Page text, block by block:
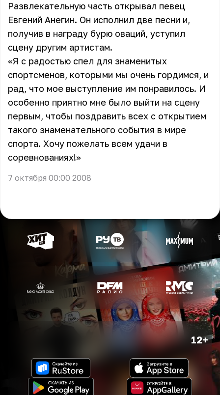
Развлекательную часть открывал певец
Евгений Анегин. Он исполнил две песни и,
получив в награду бурю оваций, уступил
сцену другим артистам.
«Я с радостью спел для знаменитых
спортсменов, которыми мы очень гордимся, и
рад, что мое выступление им понравилось. И
особенно приятно мне было выйти на сцену
первым, чтобы поздравить всех с открытием
такого знаменательного события в мире
спорта. Хочу пожелать всем удачи в
соревнованиях!»
7 октября 00:00 2008
12+